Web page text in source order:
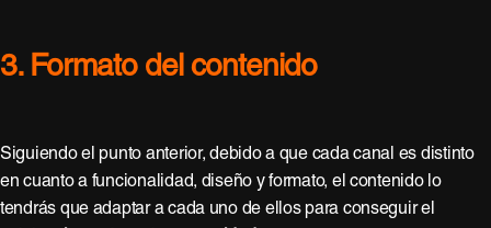
3. Formato del contenido
Siguiendo el punto anterior, debido a que cada canal es distinto
en cuanto a funcionalidad, diseño y formato, el contenido lo
tendrás que adaptar a cada uno de ellos para conseguir el